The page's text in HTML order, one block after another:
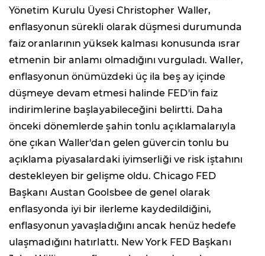
Yönetim Kurulu Üyesi Christopher Waller,
enflasyonun sürekli olarak düşmesi durumunda
faiz oranlarının yüksek kalması konusunda ısrar
etmenin bir anlamı olmadığını vurguladı. Waller,
enflasyonun önümüzdeki üç ila beş ay içinde
düşmeye devam etmesi halinde FED'in faiz
indirimlerine başlayabileceğini belirtti. Daha
önceki dönemlerde şahin tonlu açıklamalarıyla
öne çıkan Waller'dan gelen güvercin tonlu bu
açıklama piyasalardaki iyimserliği ve risk iştahını
destekleyen bir gelişme oldu. Chicago FED
Başkanı Austan Goolsbee de genel olarak
enflasyonda iyi bir ilerleme kaydedildiğini,
enflasyonun yavaşladığını ancak henüz hedefe
ulaşmadığını hatırlattı. New York FED Başkanı